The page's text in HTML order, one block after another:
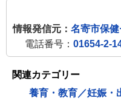
情報発信元： 名寄市保
電話番号： 01654-2-
関連カテゴリー
養育・教育／妊娠・